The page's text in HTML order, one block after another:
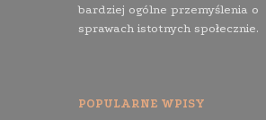
bardziej ogólne przemyślenia o
sprawach istotnych społecznie.
POPULARNE WPISY